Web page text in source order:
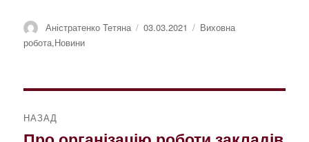
Автор
Аністратенко Тетяна Оприлюднено
03.03.2021 Категорії
Виховна
робота,Новини
записів
НАЗАД
Попередній